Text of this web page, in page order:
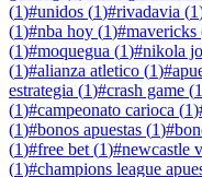
(1)#unidos (1)#rivadavia (1
(1)#nba hoy (1)#mavericks
(1)#moquegua (1)#nikola
(1)#alianza atletico (1)#
estrategia (1)#crash game (1
(1)#campeonato carioca (1)
(1)#bonos apuestas (1)#
(1)#free bet (1)#newcastle
(1)#champions league